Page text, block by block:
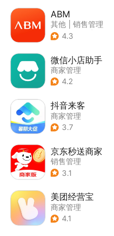
ABM
其他
销售管理
| 综合商城
4.3
微信小店助手
商家管理
4.2
抖音来客
商家管理
3.7
京东秒送商家
销售管理
3.1
美团经营宝
商家管理
4.1